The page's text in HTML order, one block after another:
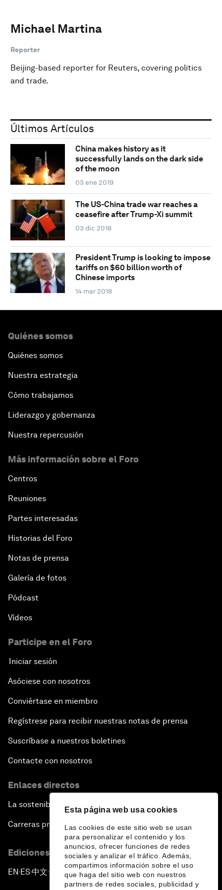
Esta página web usa cookies
Las cookies de este sitio web se usan
para personalizar el contenido y los
anuncios, ofrecer funciones de redes
sociales y analizar el tráfico. Además,
compartimos información sobre el uso
que haga del sitio web con nuestros
partners de redes sociales, publicidad y
Michael Martina
Reporter
Beijing-based reporter for Reuters, covering politics
and trade.
Últimos Artículos
China makes history as it
successfully lands on the dark side
of the moon
03 ene 2019
The US-China trade war reaches a
ceasefire after Trump-Xi summit
03 dic 2018
President Trump is looking to impose
tariffs on $60 billion worth of
Chinese imports
14 mar 2018
Quiénes somos
Quiénes somos
Nuestra estrategia
Cómo trabajamos
Liderazgo y gobernanza
Nuestra repercusión
Más información sobre el Foro
Centros
Reuniones
Partes interesadas
Historias del Foro
Notas de prensa
Galería de fotos
Pódcast
Vídeos
Participe en el Foro
Iniciar sesión
Asóciese con nosotros
Conviértase en miembro
Regístrese para recibir nuestras notas de prensa
Suscríbase a nuestros boletines
Contacte con nosotros
Enlaces directos
La sostenibilidad en el Foro
Carreras profesionales
Ediciones en otros idiomas
EN ▪ES▪中文▪ 日本語